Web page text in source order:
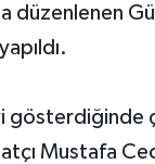
düzenlenen
gösterdiğinde
Mustafa